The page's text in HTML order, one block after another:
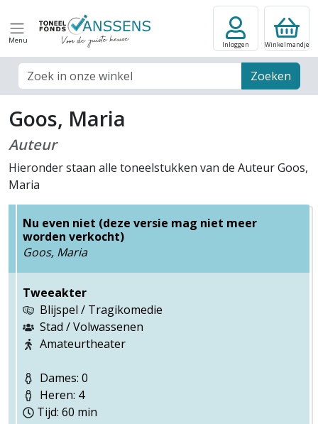
Menu
Zoek veld Zoeken
Inloggen Winkelmandje
Goos, Maria
Auteur
Hieronder staan alle toneelstukken van de Auteur Goos,
Maria
Nu even niet (deze versie mag niet meer
worden verkocht)
Goos, Maria
Tweeakter
Blijspel / Tragikomedie
Stad / Volwassenen
Amateurtheater
Dames: 0
Heren: 4
Tijd: 60 min